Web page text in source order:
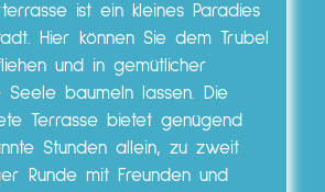
ist ein kleines Paradies
Hier können Sie dem Trubel
und in gemütlicher
baumeln lassen. Die
Terrasse bietet genügend
Stunden allein, zu zweit
Runde mit Freunden und